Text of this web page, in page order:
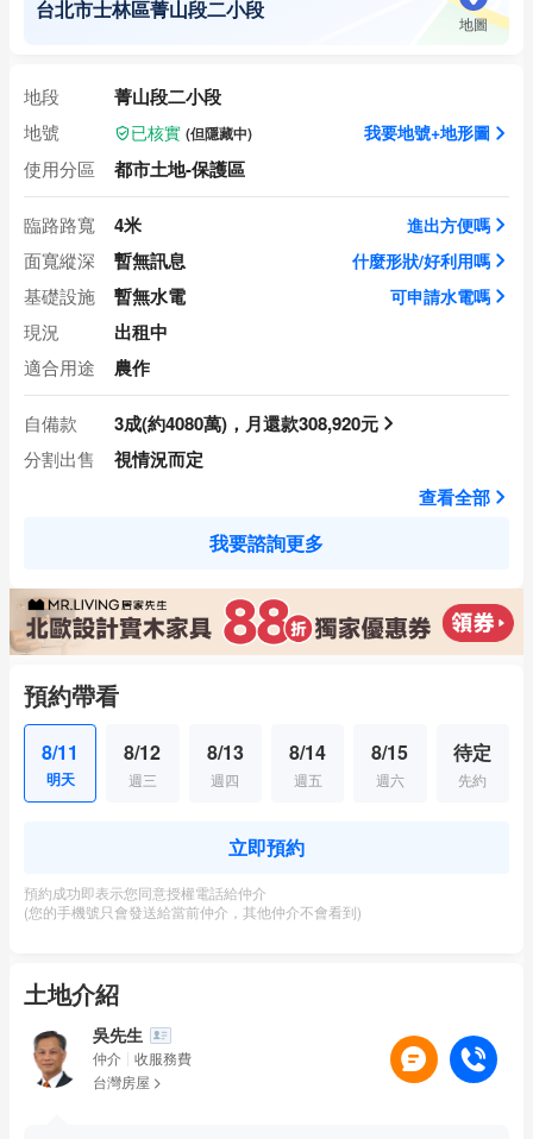
台北市士林區菁山段二小段
地圖
地段 菁山段二小段
地號 已核實 (但隱藏中) 我要地號+地形圖
使用分區 都市土地-保護區
臨路路寬 4米 進出方便嗎
面寬縱深 暫無訊息 什麼形狀/好利用嗎
基礎設施 暫無水電 可申請水電嗎
現況 出租中
適合用途 農作
自備款 3成(約4080萬)，月還款308,920元
分割出售
視情況而定
查看全部
我要諮詢更多
預約帶看
8/11
明天
8/12
週三
8/13
週四
8/14
週五
8/15
週六
待定
先約
立即預約
預約成功即表示您同意授權電話給仲介
(您的手機號只會發送給當前仲介，其他仲介不會看到)
土地介紹
吳先生
仲介
收服務費
台灣房屋